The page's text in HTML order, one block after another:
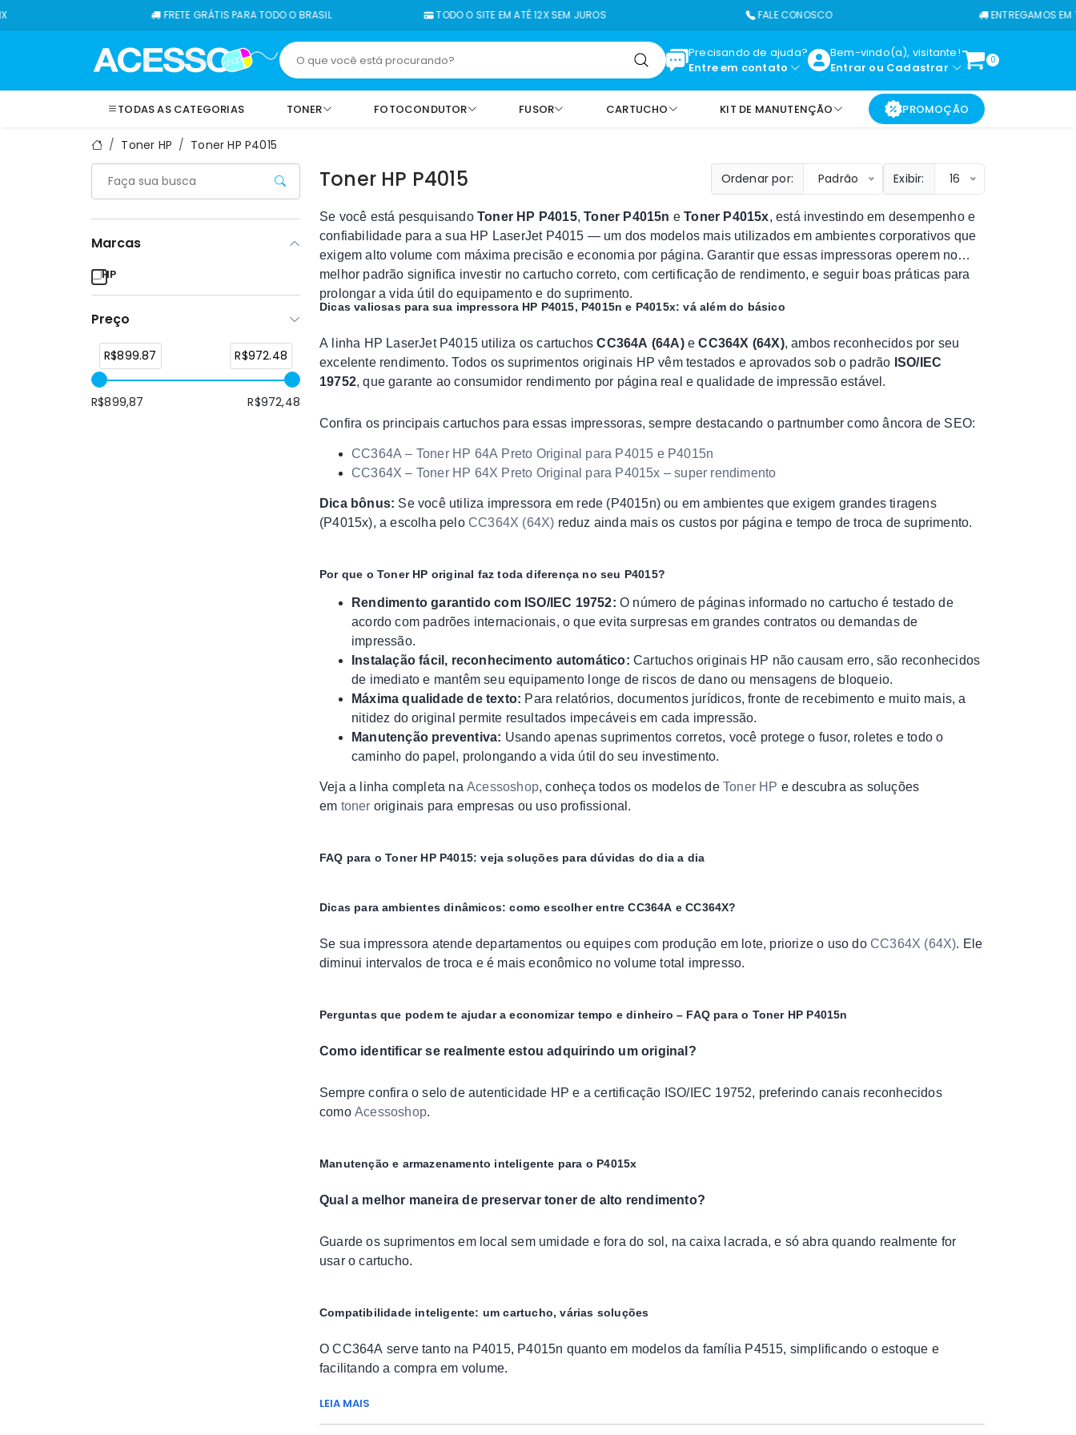
FRETE GRÁTIS PARA TODO O BRASIL TODO O SITE EM ATÉ 12X SEM JUROS FALE CONOSCO ENTREGAMOS EM TODO O
Precisando de ajuda?
Entre em contato
Bem-vindo(a), visitante!
Entrar ou Cadastrar
0
TODAS AS CATEGORIAS TONER FOTOCONDUTOR FUSOR CARTUCHO KIT DE MANUTENÇÃO PROMOÇÃO
Toner HP Toner HP P4015
Marcas
HP
Preço
R$899.87 R$972.48
R$899,87 R$972,48
Toner HP P4015 Ordenar por: Padrão Exibir: 16
Se você está pesquisando Toner HP P4015,Toner P4015n eToner P4015x, está investindo em desempenho e
confiabilidade para a sua HP LaserJet P4015 — um dos modelos mais utilizados em ambientes corporativos que
exigem alto volume com máxima precisão e economia por página. Garantir que essas impressoras operem no
melhor padrão significa investir no cartucho correto, com certificação de rendimento, e seguir boas práticas para
prolongar a vida útil do equipamento e do suprimento.
Dicas valiosas para sua impressora HP P4015, P4015n e P4015x: vá além do básico
A linha HP LaserJet P4015 utiliza os cartuchosCC364A (64A)eCC364X (64X), ambos reconhecidos por seu
excelente rendimento. Todos os suprimentos originais HP vêm testados e aprovados sob o padrão ISO/IEC
19752, que garante ao consumidor rendimento por página real e qualidade de impressão estável.
Confira os principais cartuchos para essas impressoras, sempre destacando o partnumber como âncora de SEO:
CC364A – Toner HP 64A Preto Original para P4015 e P4015n
CC364X – Toner HP 64X Preto Original para P4015x – super rendimento
Dica bônus: Se você utiliza impressora em rede (P4015n) ou em ambientes que exigem grandes tiragens
(P4015x), a escolha pelo CC364X (64X) reduz ainda mais os custos por página e tempo de troca de suprimento.
Por que o Toner HP original faz toda diferença no seu P4015?
Rendimento garantido com ISO/IEC 19752: O número de páginas informado no cartucho é testado de
acordo com padrões internacionais, o que evita surpresas em grandes contratos ou demandas de
impressão.
Instalação fácil, reconhecimento automático: Cartuchos originais HP não causam erro, são reconhecidos
de imediato e mantêm seu equipamento longe de riscos de dano ou mensagens de bloqueio.
Máxima qualidade de texto: Para relatórios, documentos jurídicos, fronte de recebimento e muito mais, a
nitidez do original permite resultados impecáveis em cada impressão.
Manutenção preventiva: Usando apenas suprimentos corretos, você protege o fusor, roletes e todo o
caminho do papel, prolongando a vida útil do seu investimento.
Veja a linha completa na Acessoshop, conheça todos os modelos de Toner HP e descubra as soluções
em toner originais para empresas ou uso profissional.
FAQ para o Toner HP P4015: veja soluções para dúvidas do dia a dia
Dicas para ambientes dinâmicos: como escolher entre CC364A e CC364X?
Se sua impressora atende departamentos ou equipes com produção em lote, priorize o uso do CC364X (64X). Ele
diminui intervalos de troca e é mais econômico no volume total impresso.
Perguntas que podem te ajudar a economizar tempo e dinheiro – FAQ para o Toner HP P4015n
Como identificar se realmente estou adquirindo um original?
Sempre confira o selo de autenticidade HP e a certificação ISO/IEC 19752, preferindo canais reconhecidos
como Acessoshop.
Manutenção e armazenamento inteligente para o P4015x
Qual a melhor maneira de preservar toner de alto rendimento?
Guarde os suprimentos em local sem umidade e fora do sol, na caixa lacrada, e só abra quando realmente for
usar o cartucho.
Compatibilidade inteligente: um cartucho, várias soluções
O CC364A serve tanto na P4015, P4015n quanto em modelos da família P4515, simplificando o estoque e
facilitando a compra em volume.
LEIA MAIS